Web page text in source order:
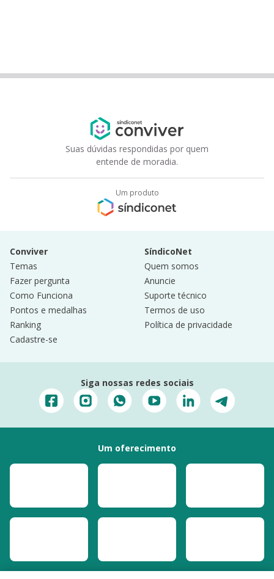
Suas dúvidas respondidas por quem
entende de moradia.
Um produto
Conviver
Temas
Fazer pergunta
Como Funciona
Pontos e medalhas
Ranking
Cadastre-se
SíndicoNet
Quem somos
Anuncie
Suporte técnico
Termos de uso
Política de privacidade
Siga nossas redes sociais
Um oferecimento